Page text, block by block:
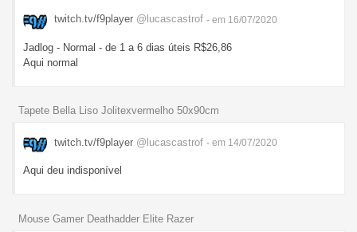
twitch.tv/f9player @lucascastrof - em 16/07/2020
Jadlog - Normal - de 1 a 6 dias úteis R$26,86
Aqui normal
Tapete Bella Liso Jolitexvermelho 50x90cm
twitch.tv/f9player @lucascastrof - em 14/07/2020
Aqui deu indisponível
Mouse Gamer Deathadder Elite Razer